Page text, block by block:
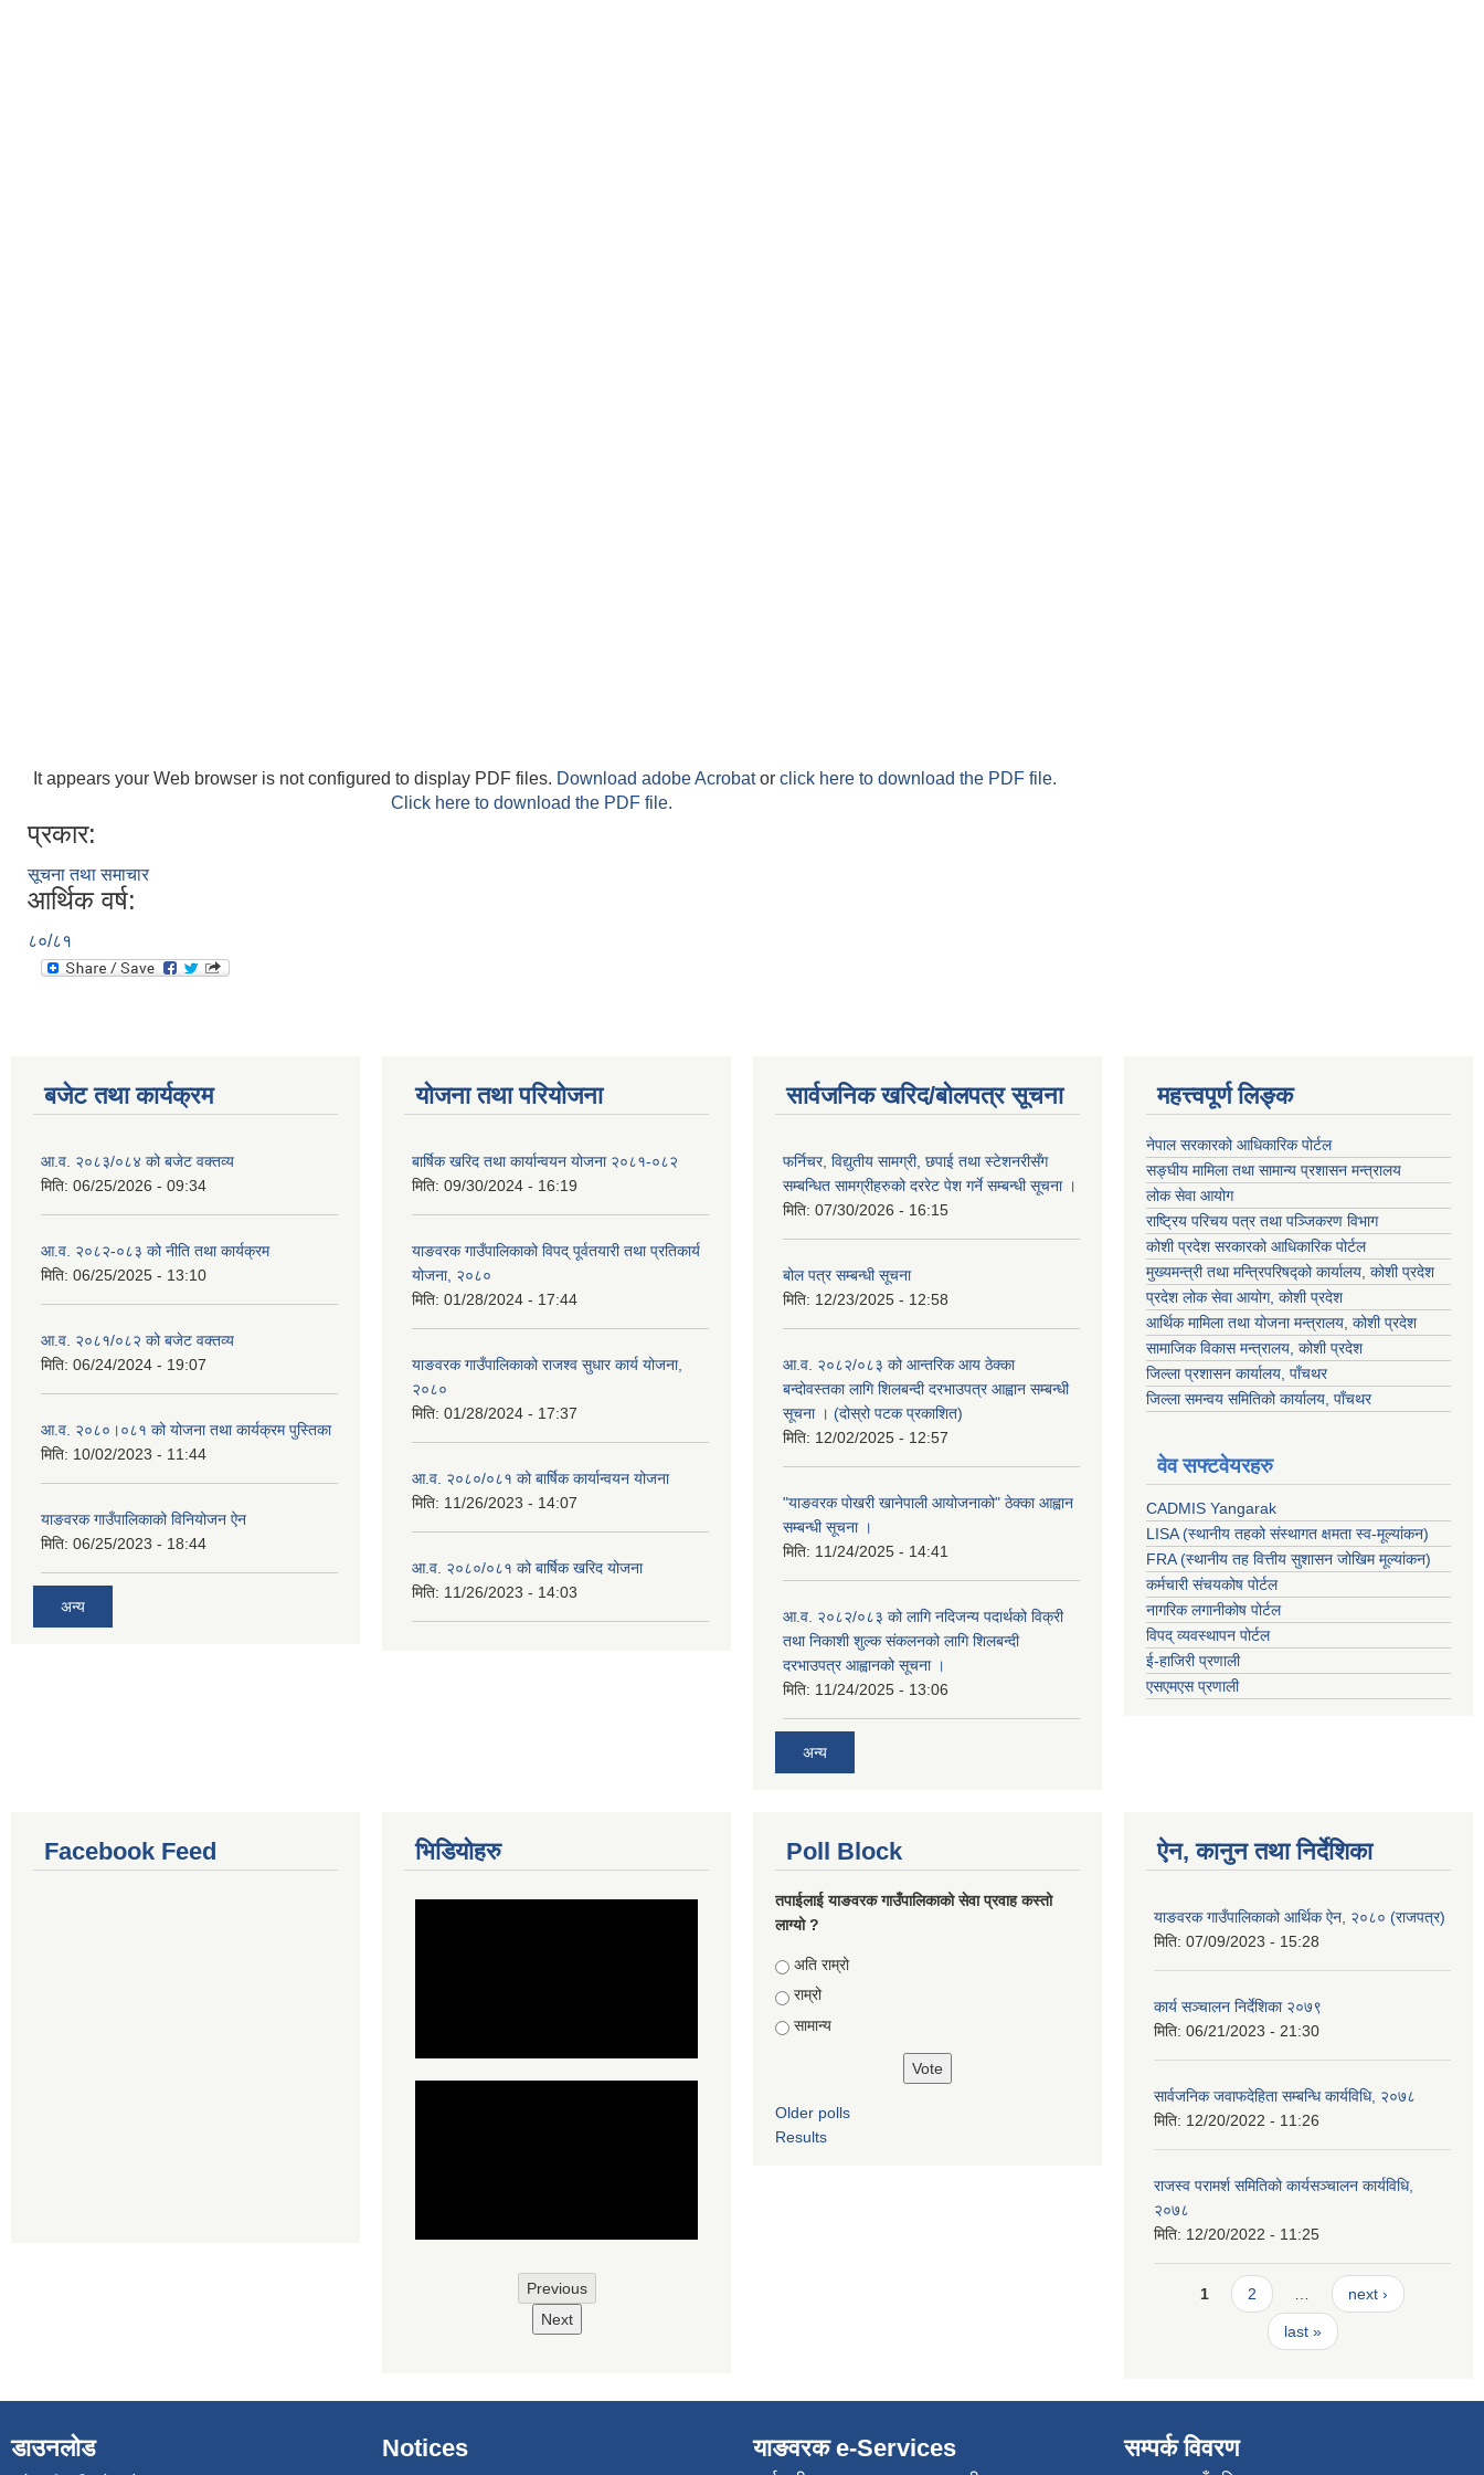
It appears your Web browser is not configured to display PDF files. Download adobe Acrobator click here to download the PDF file.
Click here to download the PDF file.
प्रकार:
सूचना तथा समाचार
आर्थिक वर्ष:
८०/८१
बजेट तथा कार्यक्रम
आ.व. २०८३/०८४ को बजेट वक्तव्य
मिति: 06/25/2026 - 09:34
आ.व. २०८२-०८३ को नीति तथा कार्यक्रम
मिति: 06/25/2025 - 13:10
आ.व. २०८१/०८२ को बजेट वक्तव्य
मिति: 06/24/2024 - 19:07
आ.व. २०८०।०८१ को योजना तथा कार्यक्रम पुस्तिका
मिति: 10/02/2023 - 11:44
याङवरक गाउँपालिकाको विनियोजन ऐन
मिति: 06/25/2023 - 18:44
अन्य
योजना तथा परियोजना
बार्षिक खरिद तथा कार्यान्वयन योजना २०८१-०८२
मिति: 09/30/2024 - 16:19
याङवरक गाउँपालिकाको विपद् पूर्वतयारी तथा प्रतिकार्य
योजना, २०८०
मिति: 01/28/2024 - 17:44
याङवरक गाउँपालिकाको राजश्व सुधार कार्य योजना,
२०८०
मिति: 01/28/2024 - 17:37
आ.व. २०८०/०८१ को बार्षिक कार्यान्वयन योजना
मिति: 11/26/2023 - 14:07
आ.व. २०८०/०८१ को बार्षिक खरिद योजना
मिति: 11/26/2023 - 14:03
सार्वजनिक खरिद/बोलपत्र सूचना
फर्निचर, विद्युतीय सामग्री, छपाई तथा स्टेशनरीसँग
सम्बन्धित सामग्रीहरुको दररेट पेश गर्ने सम्बन्धी सूचना ।
मिति: 07/30/2026 - 16:15
बोल पत्र सम्बन्धी सूचना
मिति: 12/23/2025 - 12:58
आ.व. २०८२/०८३ को आन्तरिक आय ठेक्का
बन्दोवस्तका लागि शिलबन्दी दरभाउपत्र आह्वान सम्बन्धी
सूचना । (दोस्रो पटक प्रकाशित)
मिति: 12/02/2025 - 12:57
"याङवरक पोखरी खानेपाली आयोजनाको" ठेक्का आह्वान
सम्बन्धी सूचना ।
मिति: 11/24/2025 - 14:41
आ.व. २०८२/०८३ को लागि नदिजन्य पदार्थको विक्री
तथा निकाशी शुल्क संकलनको लागि शिलबन्दी
दरभाउपत्र आह्वानको सूचना ।
मिति: 11/24/2025 - 13:06
अन्य
महत्त्वपूर्ण लिङ्क
नेपाल सरकारको आधिकारिक पोर्टल
सङ्‍घीय मामिला तथा सामान्य प्रशासन मन्त्रालय
लोक सेवा आयोग
राष्ट्रिय परिचय पत्र तथा पञ्जिकरण विभाग
कोशी प्रदेश सरकारको आधिकारिक पोर्टल
मुख्यमन्त्री तथा मन्त्रिपरिषद्को कार्यालय, कोशी प्रदेश
प्रदेश लोक सेवा आयोग, कोशी प्रदेश
आर्थिक मामिला तथा योजना मन्त्रालय, कोशी प्रदेश
सामाजिक विकास मन्त्रालय, कोशी प्रदेश
जिल्ला प्रशासन कार्यालय, पाँचथर
जिल्ला समन्वय समितिको कार्यालय, पाँचथर
वेव सफ्टवेयरहरु
CADMIS Yangarak
LISA (स्थानीय तहको संस्थागत क्षमता स्व-मूल्यांकन)
FRA (स्थानीय तह वित्तीय सुशासन जोखिम मूल्यांकन)
कर्मचारी संचयकोष पोर्टल
नागरिक लगानीकोष पोर्टल
विपद् व्यवस्थापन पोर्टल
ई-हाजिरी प्रणाली
एसएमएस प्रणाली
Facebook Feed भिडियोहरु
Previous
Next
Poll Block
तपाईलाई याङवरक गाउँपालिकाको सेवा प्रवाह कस्तो
लाग्यो ?
Choices
अति राम्रो
राम्रो
सामान्य
Older polls
Results
ऐन, कानुन तथा निर्देशिका
याङवरक गाउँपालिकाको आर्थिक ऐन, २०८० (राजपत्र)
मिति: 07/09/2023 - 15:28
कार्य सञ्चालन निर्देशिका २०७९
मिति: 06/21/2023 - 21:30
सार्वजनिक जवाफदेहिता सम्बन्धि कार्यविधि, २०७८
मिति: 12/20/2022 - 11:26
राजस्व परामर्श समितिको कार्यसञ्चालन कार्यविधि,
२०७८
मिति: 12/20/2022 - 11:25
Pages
1 2 next ›
last »
डाउनलोड Notices याङवरक e-Services सम्पर्क विवरण